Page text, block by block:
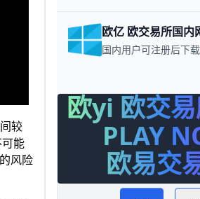
较
能
风险
欧亿 欧交易所国内
欧yi 欧交
PLAY
欧易交